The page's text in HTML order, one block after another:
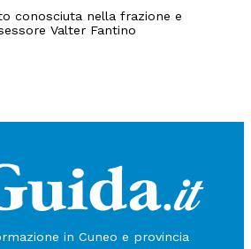
conosciuta nella frazione e
Valter Fantino
in Cuneo e provincia